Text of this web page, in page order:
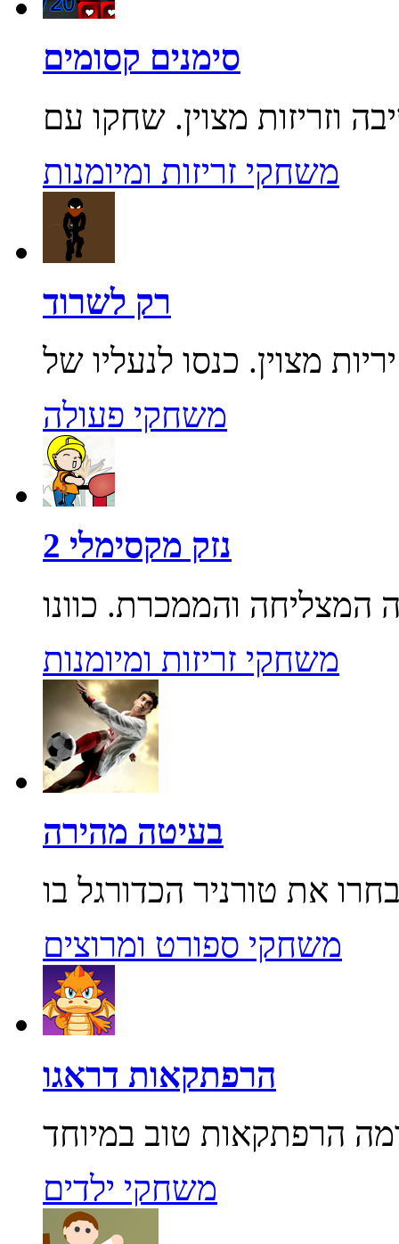
סימנים קסומים
משחקי זריזות ומיומנות
רק לשרוד
משחקי פעולה
נזק מקסימלי 2
משחקי זריזות ומיומנות
בעיטה מהירה
משחקי ספורט ומרוצים
הרפתקאות דראגו
משחקי ילדים